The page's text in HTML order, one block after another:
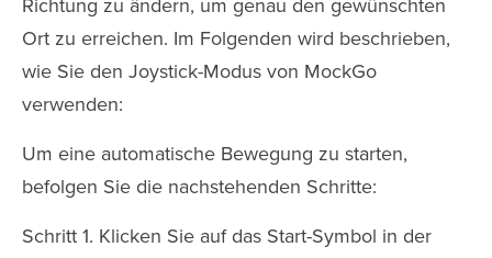
Richtung zu ändern, um genau den gewünschten
Ort zu erreichen. Im Folgenden wird beschrieben,
wie Sie den Joystick-Modus von MockGo
verwenden:
Um eine automatische Bewegung zu starten,
befolgen Sie die nachstehenden Schritte:
Schritt 1. Klicken Sie auf das Start-Symbol in der